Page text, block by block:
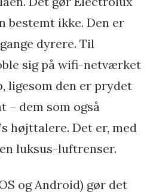
bestemt ikke. Den er
dyrere. Til
sig på wifi-netværket
ligesom den er prydet
– dem som også
højttalere. Det er, med
luksus-luftrenser.
og Android) gør det